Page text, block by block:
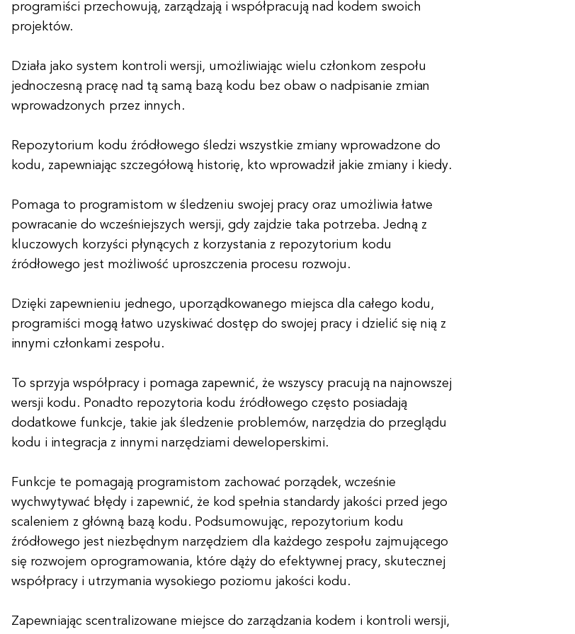
programiści przechowują, zarządzają i współpracują nad kodem swoich
projektów.
Działa jako system kontroli wersji, umożliwiając wielu członkom zespołu
jednoczesną pracę nad tą samą bazą kodu bez obaw o nadpisanie zmian
wprowadzonych przez innych.
Repozytorium kodu źródłowego śledzi wszystkie zmiany wprowadzone do
kodu, zapewniając szczegółową historię, kto wprowadził jakie zmiany i kiedy.
Pomaga to programistom w śledzeniu swojej pracy oraz umożliwia łatwe
powracanie do wcześniejszych wersji, gdy zajdzie taka potrzeba. Jedną z
kluczowych korzyści płynących z korzystania z repozytorium kodu
źródłowego jest możliwość uproszczenia procesu rozwoju.
Dzięki zapewnieniu jednego, uporządkowanego miejsca dla całego kodu,
programiści mogą łatwo uzyskiwać dostęp do swojej pracy i dzielić się nią z
innymi członkami zespołu.
To sprzyja współpracy i pomaga zapewnić, że wszyscy pracują na najnowszej
wersji kodu. Ponadto repozytoria kodu źródłowego często posiadają
dodatkowe funkcje, takie jak śledzenie problemów, narzędzia do przeglądu
kodu i integracja z innymi narzędziami deweloperskimi.
Funkcje te pomagają programistom zachować porządek, wcześnie
wychwytywać błędy i zapewnić, że kod spełnia standardy jakości przed jego
scaleniem z główną bazą kodu. Podsumowując, repozytorium kodu
źródłowego jest niezbędnym narzędziem dla każdego zespołu zajmującego
się rozwojem oprogramowania, które dąży do efektywnej pracy, skutecznej
współpracy i utrzymania wysokiego poziomu jakości kodu.
Zapewniając scentralizowane miejsce do zarządzania kodem i kontroli wersji,